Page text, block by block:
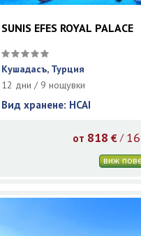
SUNIS EFES ROYAL PALACE
Кушадасъ, Турция
12 дни / 9 нощувки
Вид хранене: HCAI
от 818 € /
виж